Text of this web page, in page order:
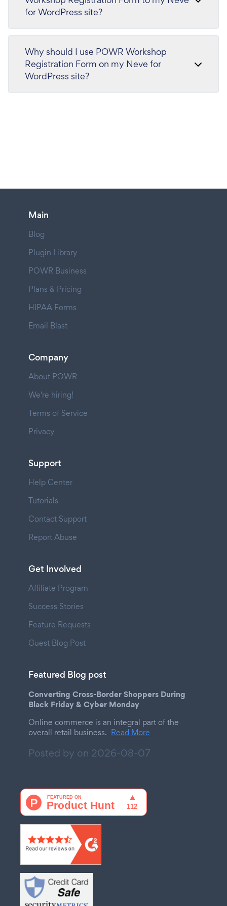
for WordPress site?
Why should I use POWR Workshop
Registration Form on my Neve for
WordPress site?
Main
Blog
Plugin Library
POWR Business
Plans & Pricing
HIPAA Forms
Email Blast
Company
About POWR
We're hiring!
Terms of Service
Privacy
Support
Help Center
Tutorials
Contact Support
Report Abuse
Get Involved
Affiliate Program
Success Stories
Feature Requests
Guest Blog Post
Featured Blog post
Converting Cross-Border Shoppers During
Black Friday & Cyber Monday
Online commerce is an integral part of the
overall retail business. Read More
Posted by on 2026-08-07